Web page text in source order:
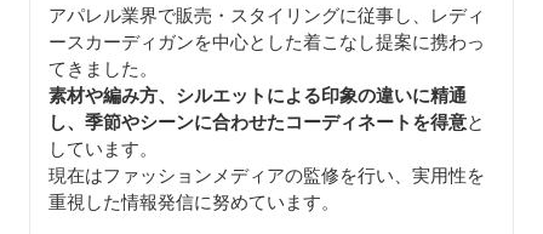
アパレル業界で販売・スタイリングに従事し、レディ
ースカーディガンを中心とした着こなし提案に携わっ
てきました。
素材や編み方、シルエットによる印象の違いに精通
し、季節やシーンに合わせたコーディネートを得意と
しています。
現在はファッションメディアの監修を行い、実用性を
重視した情報発信に努めています。